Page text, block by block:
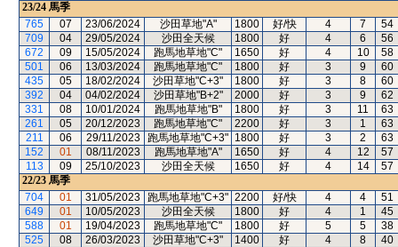
23/24 馬季
765
07 23/06/2024 沙田草地"A" 1800 好/快 4 7
54
709
04 29/05/2024 沙田全天候 1800 好 4 6
56
672
09 15/05/2024 跑馬地草地"C" 1650 好 4 10
58
501
06 13/03/2024 跑馬地草地"C" 1800 好 3 9
60
435
05 18/02/2024 沙田草地"C+3" 1800 好 3 8
60
392
04 04/02/2024 沙田草地"B+2" 2000 好 3 9
62
331
08 10/01/2024 跑馬地草地"B" 1800 好 3 11
63
261
05 20/12/2023 跑馬地草地"C" 2200 好 3 1
63
211
06 29/11/2023 跑馬地草地"C+3" 1800 好 3 2
63
152
01 08/11/2023 跑馬地草地"A" 1650 好 4 12
57
113
09 25/10/2023 沙田全天候 1650 好 4 14
57
22/23 馬季
704
01 31/05/2023 跑馬地草地"C+3" 2200 好/快 4 4
51
649
01 10/05/2023 沙田全天候 1800 好 4 1
45
588
01 19/04/2023 跑馬地草地"C" 1800 好 5 5
38
525
08 26/03/2023 沙田草地"C+3" 1400 好 4 8
40